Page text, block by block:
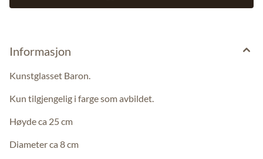
Informasjon
Kunstglasset Baron.
Kun tilgjengelig i farge som avbildet.
Høyde ca 25 cm
Diameter ca 8 cm